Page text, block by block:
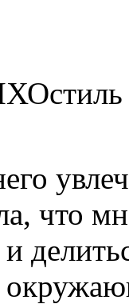
что
и